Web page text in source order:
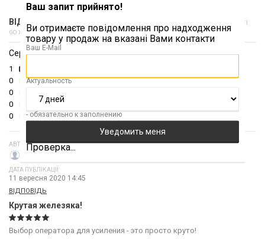
Ваш запит прийнято!
Ви отримаєте повідомлення про надходження
товару у продаж на вказані Вами контакти
Ваш E-Mail
Актуальность
- обязательно к заполнению
Проверка...
ВІДГУКИ (1)
ІНТЕЛЕКТУАЛЬНИЙ ПОВТОРЮВАЧ СТІЛЬНИКОВОГО ЗВ'ЯЗКУ CEL-FI
GO X
Середня оцінка покупців: 5.00 з 5 зірок
1
0
0
0
0
АВТОР
ДАТА ПУБЛІКАЦІЇ
11 вересня 2020 14:45
ВІДПОВІДЬ
Крутая железяка!
Выбор оператора для усиления - это просто круто!